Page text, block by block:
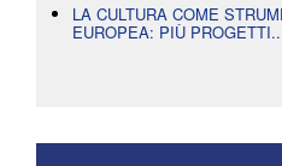
LA CULTURA COME
EUROPEA: PIÙ